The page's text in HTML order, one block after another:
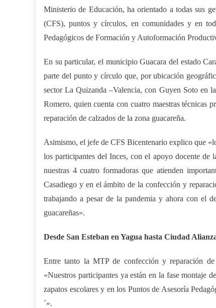
Ministerio de Educación, ha orientado a todas sus
(CFS), puntos y círculos, en comunidades y en
Pedagógicos de Formación y Autoformación
En su particular, el municipio Guacara del estado
parte del punto y círculo que, por ubicación
sector La Quizanda –Valencia, con Guyen Soto en
Romero, quien cuenta con cuatro maestras técnicas
reparación de calzados de la zona guacareña.
Asimismo, el jefe de CFS Bicentenario explico que «
los participantes del Inces, con el apoyo docente
nuestras 4 cuatro formadoras que atienden
Casadiego y en el ámbito de la confección y
trabajando a pesar de la pandemia y ahora con el
guacareñas».
Desde San Esteban en Yagua hasta Ciudad
Entre tanto la MTP de confección y reparación de
«Nuestros participantes ya están en la fase montaje
zapatos escolares y en los Puntos de Asesoría
´».